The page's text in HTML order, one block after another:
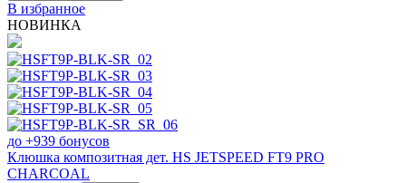
В избранное
НОВИНКА
до +939 бонусов
Клюшка композитная дет. HS JETSPEED FT9 PRO
CHARCOAL